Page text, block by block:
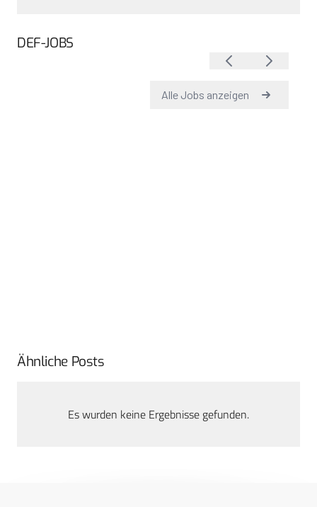
DEF-JOBS
Ähnliche Posts
Es wurden keine Ergebnisse gefunden.